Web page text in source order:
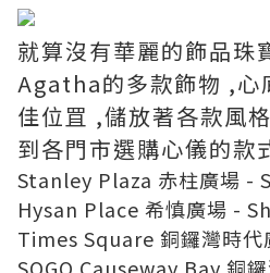
就算沒有華麗的飾品珠
Agatha的多款飾物 ,心
佳位罝 ,儲放著各款風
到各門市選購心儀的款
Stanley Plaza 赤柱廣場 -
Hysan Place 希慎廣場 -
Times Square 銅鑼灣時
SOGO Causeway Bay 銅